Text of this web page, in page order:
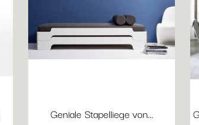
Geniale Stapelliege von...